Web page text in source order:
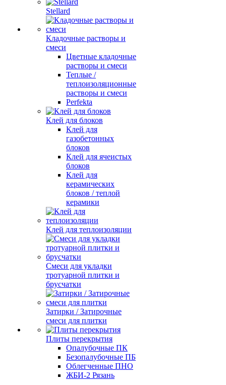
Stellard
Кладочные растворы и
смеси
Цветные кладочные
растворы и смеси
Теплые /
теплоизоляционные
растворы и смеси
Perfekta
Клей для блоков
Клей для
газобетонных
блоков
Клей для ячеистых
блоков
Клей для
керамических
блоков / теплой
керамики
Клей для теплоизоляции
Смеси для укладки
тротуарной плитки и
брусчатки
Затирки / Затирочные
смеси для плитки
Плиты перекрытия
Опалубочные ПК
Безопалубочные ПБ
Облегченные ПНО
ЖБИ-2 Рязань